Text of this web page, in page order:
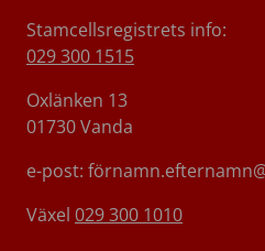
Stamcellsregistrets info:
029 300 1515
Oxlänken 13
01730 Vanda
e-post:
Växel 029 300 1010